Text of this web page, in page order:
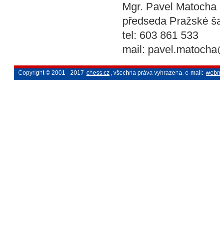
Mgr. Pavel Matocha
předseda Pražské
tel: 603 861 533
mail:
Copyright © 2001 - 2017 chess.cz , všechna práva vyhrazena, e-mail: